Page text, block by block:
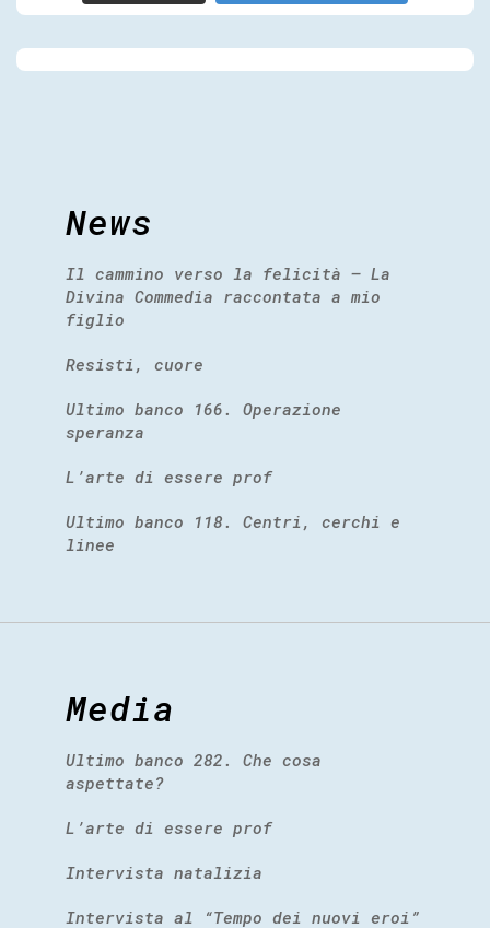
News
Il cammino verso la felicità – La
Divina Commedia raccontata a mio
figlio
Resisti, cuore
Ultimo banco 166. Operazione
speranza
L’arte di essere prof
Ultimo banco 118. Centri, cerchi e
linee
Media
Ultimo banco 282. Che cosa
aspettate?
L’arte di essere prof
Intervista natalizia
Intervista al “Tempo dei nuovi eroi”